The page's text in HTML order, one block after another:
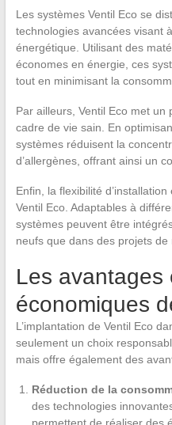
Les systèmes Ventil Eco se
technologies avancées visant
énergétique. Utilisant des
économes en énergie, ces
tout en minimisant la
Par ailleurs, Ventil Eco met un
cadre de vie sain. En
systèmes réduisent la
d’allergènes, offrant ainsi un
Enfin, la flexibilité
Ventil Eco. Adaptables à
systèmes peuvent être
neufs que dans des projets de
Les avantages
économiques
L’implantation de Ventil Eco
seulement un choix
mais offre également des
Réduction de la
des technologies